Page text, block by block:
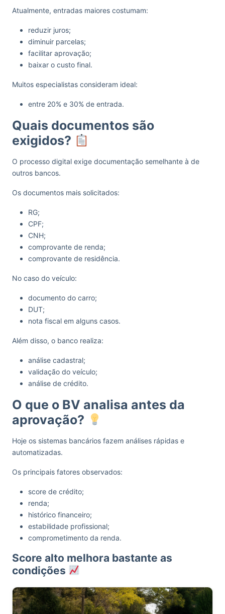
Atualmente, entradas maiores costumam:
reduzir juros;
diminuir parcelas;
facilitar aprovação;
baixar o custo final.
Muitos especialistas consideram ideal:
entre 20% e 30% de entrada.
Quais documentos são
exigidos?
O processo digital exige documentação semelhante à de
outros bancos.
Os documentos mais solicitados:
RG;
CPF;
CNH;
comprovante de renda;
comprovante de residência.
No caso do veículo:
documento do carro;
DUT;
nota fiscal em alguns casos.
Além disso, o banco realiza:
análise cadastral;
validação do veículo;
análise de crédito.
O que o BV analisa antes da
aprovação?
Hoje os sistemas bancários fazem análises rápidas e
automatizadas.
Os principais fatores observados:
score de crédito;
renda;
histórico financeiro;
estabilidade profissional;
comprometimento da renda.
Score alto melhora bastante as
condições